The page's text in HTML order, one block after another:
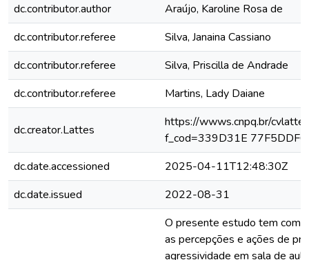
dc.contributor.author
Araújo, Karoline Rosa de
dc.contributor.referee
Silva, Janaina Cassiano
dc.contributor.referee
Silva, Priscilla de Andrade
dc.contributor.referee
Martins, Lady Daiane
dc.creator.Lattes
https://wwws.cnpq.br/
f_cod=339D31E
dc.date.accessioned
2025-04-11T12:48:30Z
dc.date.issued
2022-08-31
O presente estudo tem
as percepções e ações de
agressividade em sala de